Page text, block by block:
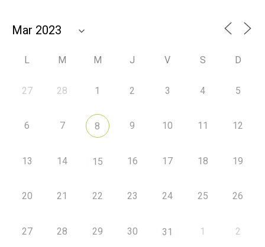
L M M J V S D
27 28 1 2 3 4 5
6 7 8 9 10 11 12
13 14 15 16 17 18 19
20 21 22 23 24 25 26
27 28 29 30 31 1 2